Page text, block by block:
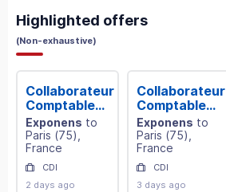
Highlighted offers
(Non-exhaustive)
Collaborateur
Comptable
débutant -
Paris 12e
(F/H)
Exponens to
Paris (75),
France
CDI
2 days ago
Collaborateur
Comptable
Confirmé -
Expertise
Comptable -
CSE - Paris -
H/F
Exponens to
Paris (75),
France
CDI
3 days ago